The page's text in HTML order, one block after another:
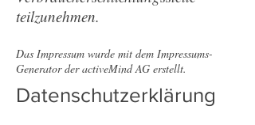
teilzunehmen.
Das Impressum wurde mit dem Impressums-
Generator der activeMind AG erstellt.
Datenschutzerklärung